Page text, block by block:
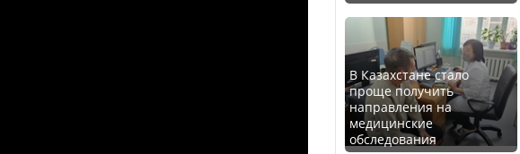
В Казахстане стало
проще получить
направления на
медицинские
обследования